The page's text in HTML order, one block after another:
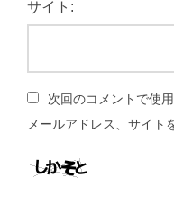
サイト:
次回のコメントで使
メールアドレス、サイト